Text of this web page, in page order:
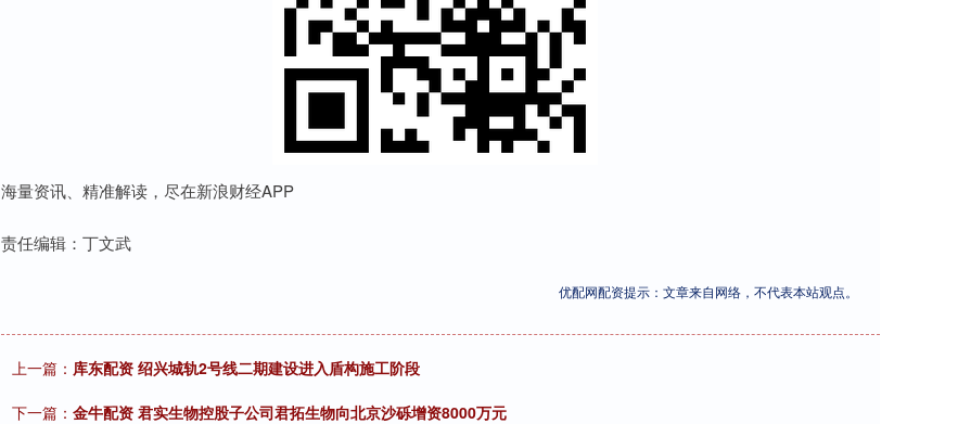
海量资讯、精准解读，尽在新浪财经APP
责任编辑：丁文武
优配网配资提示：文章来自网络，不代表本站观点。
上一篇： 库东配资 绍兴城轨2号线二期建设进入盾构施工阶段
下一篇： 金牛配资 君实生物控股子公司君拓生物向北京沙砾增资8000万元